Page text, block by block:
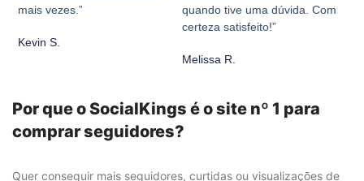
mais vezes.”
Kevin S.
quando tive uma dúvida. Com
certeza satisfeito!”
Melissa R.
Por que o SocialKings é o site nº 1 para
comprar seguidores?
Quer conseguir mais seguidores, curtidas ou visualizações de